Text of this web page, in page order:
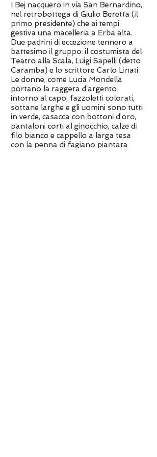
I Bej nacquero in via San Bernardino,
nel retrobottega di Giulio Beretta (il
primo presidente) che ai tempi
gestiva una macelleria a Erba alta.
Due padrini di eccezione tennero a
battesimo il gruppo: il costumista del
Teatro alla Scala, Luigi Sapelli (detto
Caramba) e lo scrittore Carlo Linati.
Le donne, come Lucia Mondella
portano la raggera d’argento
intorno al capo, fazzoletti colorati,
sottane larghe e gli uomini sono tutti
in verde, casacca con bottoni d’oro,
pantaloni corti al ginocchio, calze di
filo bianco e cappello a larga tesa
con la penna di fagiano piantata